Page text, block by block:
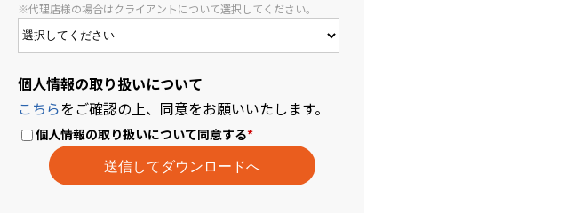
※代理店様の場合はクライアントについて選択してください。
個人情報の取り扱いについて
こちらをご確認の上、同意をお願いいたします。
個人情報の取り扱いについて同意する*